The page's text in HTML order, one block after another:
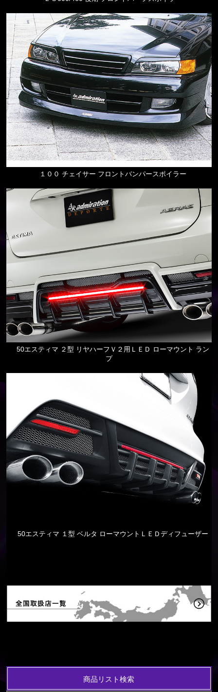
１００ チェイサー フロントバンパースポイラー
50エスティマ ２型 リヤハーフＶ２用ＬＥＤ ローマウント ラン
プ
50エスティマ １型 ベルタ ローマウントＬＥＤディフューザー
商品リスト検索